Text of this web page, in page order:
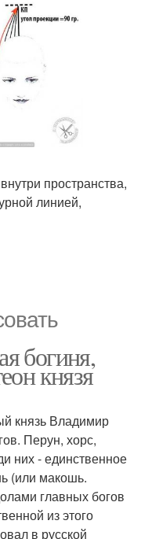
пространства,
линией,
богиня,
князя
князь Владимир
Перун, хорс,
них - единственное
(или макошь.
главных богов
из этого
в русской